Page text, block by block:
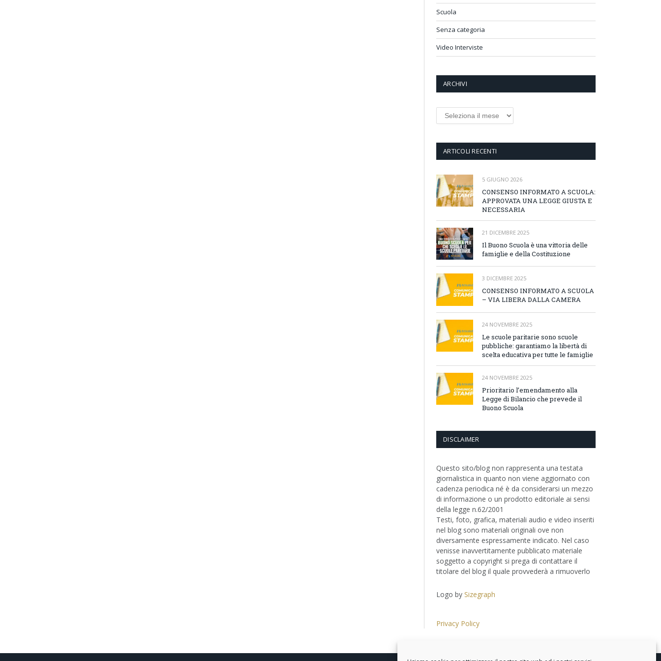
Scuola
Senza categoria
Video Interviste
ARCHIVI
Archivi
ARTICOLI RECENTI
5 GIUGNO 2026
CONSENSO INFORMATO A SCUOLA:
APPROVATA UNA LEGGE GIUSTA E
NECESSARIA
21 DICEMBRE 2025
Il Buono Scuola è una vittoria delle
famiglie e della Costituzione
3 DICEMBRE 2025
CONSENSO INFORMATO A SCUOLA
– VIA LIBERA DALLA CAMERA
24 NOVEMBRE 2025
Le scuole paritarie sono scuole
pubbliche: garantiamo la libertà di
scelta educativa per tutte le famiglie
24 NOVEMBRE 2025
Prioritario l’emendamento alla
Legge di Bilancio che prevede il
Buono Scuola
DISCLAIMER
Questo sito/blog non rappresenta una testata
giornalistica in quanto non viene aggiornato con
cadenza periodica né è da considerarsi un mezzo
di informazione o un prodotto editoriale ai sensi
della legge n.62/2001
Testi, foto, grafica, materiali audio e video inseriti
nel blog sono materiali originali ove non
diversamente espressamente indicato. Nel caso
venisse inavvertitamente pubblicato materiale
soggetto a copyright si prega di contattare il
titolare del blog il quale provvederà a rimuoverlo
Logo by Sizegraph
Privacy Policy